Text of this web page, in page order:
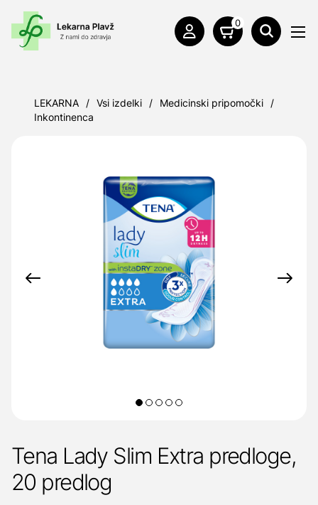
0
LEKARNA / Vsi izdelki / Medicinski pripomočki
/
Inkontinenca
Tena Lady Slim Extra predloge,
20 predlog